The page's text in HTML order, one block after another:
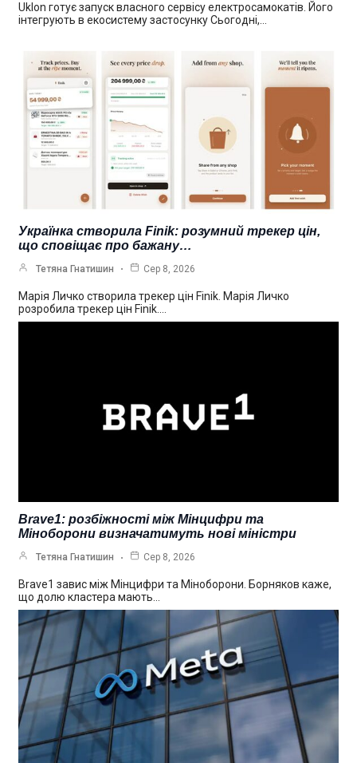
Uklon готує запуск власного сервісу електросамокатів. Його
інтегрують в екосистему застосунку Сьогодні,…
Українка створила Finik: розумний трекер цін,
що сповіщає про бажану…
Тетяна Гнатишин Сер 8, 2026
Марія Личко створила трекер цін Finik. Марія Личко
розробила трекер цін Finik.…
Brave1: розбіжності між Мінцифри та
Міноборони визначатимуть нові міністри
Тетяна Гнатишин Сер 8, 2026
Brave1 завис між Мінцифри та Міноборони. Борняков каже,
що долю кластера мають…